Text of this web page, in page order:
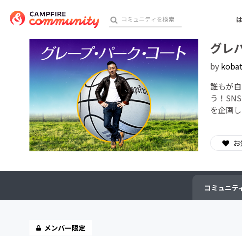
おすすめの
アート・写真
テクノロジー・ガジェット
チャレンジ
グレ
by
誰もが
う！
を企画
コミュニテ
メンバー限定